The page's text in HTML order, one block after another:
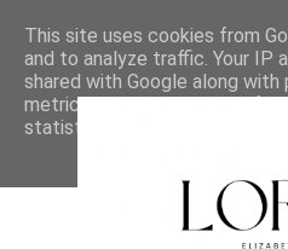
This site uses cookies from
and to analyze traffic. Your IP
shared with Google along
metrics to ensure quality of
statistics, and to detect and